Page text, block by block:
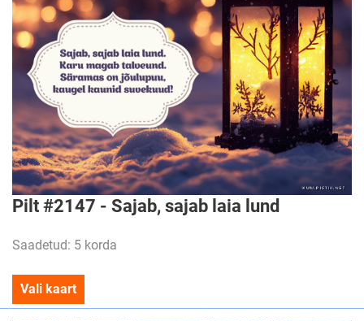
Pilt #2147 - Sajab, sajab laia lund
Saadetud: 5 korda
Vali kaart